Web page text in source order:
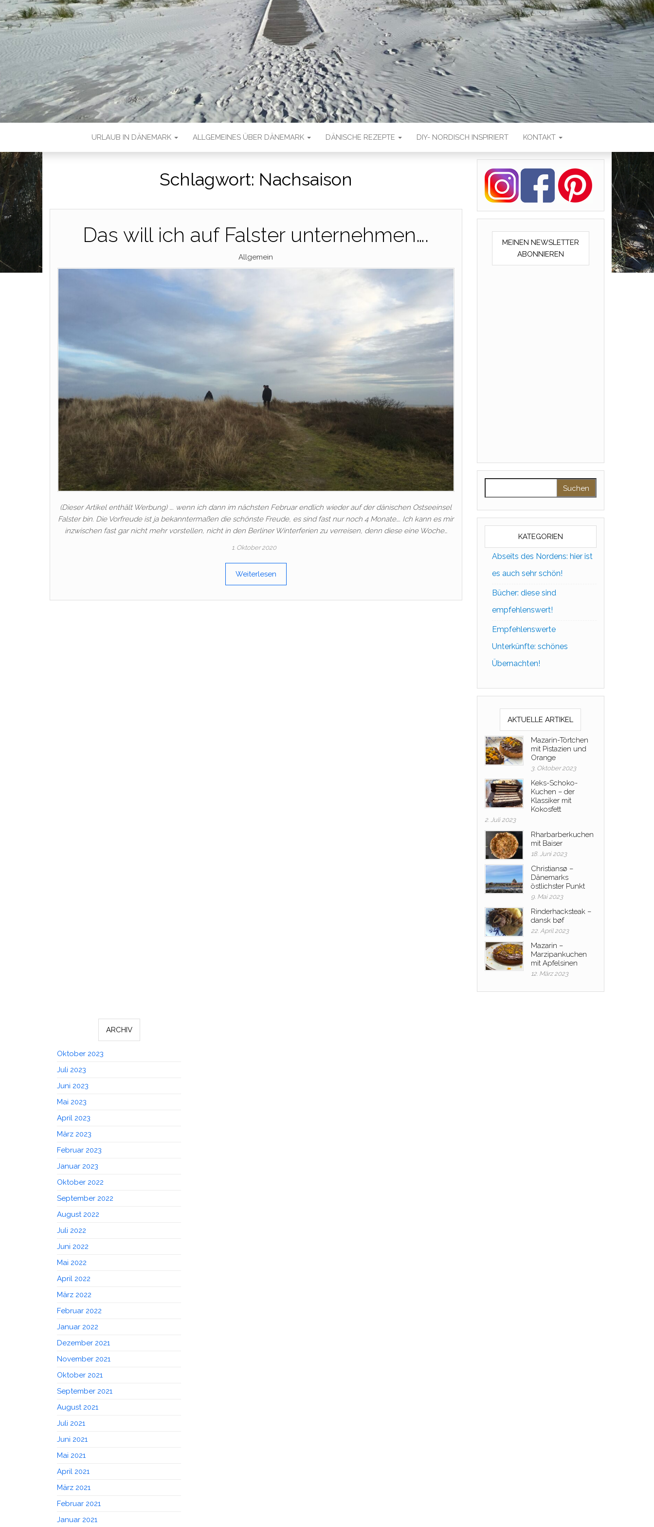
URLAUB IN DÄNEMARK ALLGEMEINES ÜBER DÄNEMARK DÄNISCHE REZEPTE DIY- NORDISCH INSPIRIERT KONTAKT
Schlagwort: Nachsaison
Das will ich auf Falster unternehmen….
Allgemein
(Dieser Artikel enthält Werbung) …. wenn ich dann im nächsten Februar endlich wieder auf der dänischen Ostseeinsel
Falster bin. Die Vorfreude ist ja bekanntermaßen die schönste Freude, es sind fast nur noch 4 Monate…. Ich kann es mir
inzwischen fast gar nicht mehr vorstellen, nicht in den Berliner Winterferien zu verreisen, denn diese eine Woche…
1. Oktober 2020
Weiterlesen
MEINEN NEWSLETTER
ABONNIEREN
KATEGORIEN
Abseits des Nordens: hier ist
es auch sehr schön!
Bücher: diese sind
empfehlenswert!
Empfehlenswerte
Unterkünfte: schönes
Übernachten!
AKTUELLE ARTIKEL
Mazarin-Törtchen
mit Pistazien und
Orange
3. Oktober 2023
Keks-Schoko-
Kuchen – der
Klassiker mit
Kokosfett
2. Juli 2023
Rharbarberkuchen
mit Baiser
18. Juni 2023
Christiansø –
Dänemarks
östlichster Punkt
9. Mai 2023
Rinderhacksteak –
dansk bøf
22. April 2023
Mazarin –
Marzipankuchen
mit Apfelsinen
12. März 2023
ARCHIV
Oktober 2023
Juli 2023
Juni 2023
Mai 2023
April 2023
März 2023
Februar 2023
Januar 2023
Oktober 2022
September 2022
August 2022
Juli 2022
Juni 2022
Mai 2022
April 2022
März 2022
Februar 2022
Januar 2022
Dezember 2021
November 2021
Oktober 2021
September 2021
August 2021
Juli 2021
Juni 2021
Mai 2021
April 2021
März 2021
Februar 2021
Januar 2021